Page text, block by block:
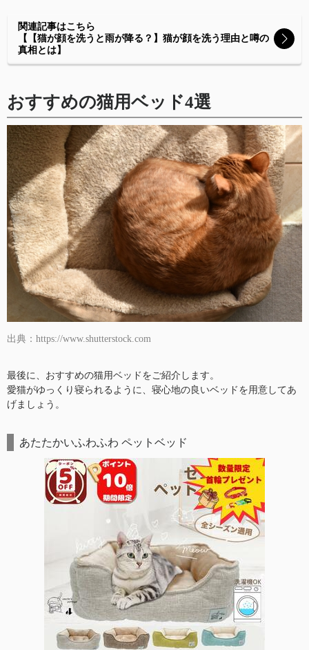
関連記事はこちら
【【猫が顔を洗うと雨が降る？】猫が顔を洗う理由と噂の
真相とは】
おすすめの猫用ベッド4選
出典：https://www.shutterstock.com
最後に、おすすめの猫用ベッドをご紹介します。
愛猫がゆっくり寝られるように、寝心地の良いベッドを用意してあ
げましょう。
あたたかいふわふわ ペットベッド